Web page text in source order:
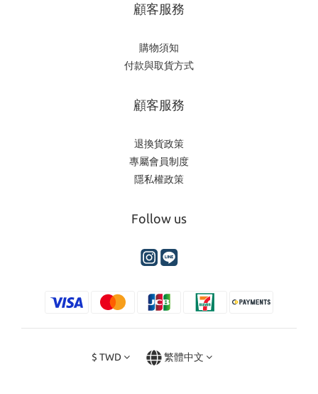
顧客服務
購物須知
付款與取貨方式
顧客服務
退換貨政策
專屬會員制度
隱私權政策
Follow us
$ TWD 繁體中文